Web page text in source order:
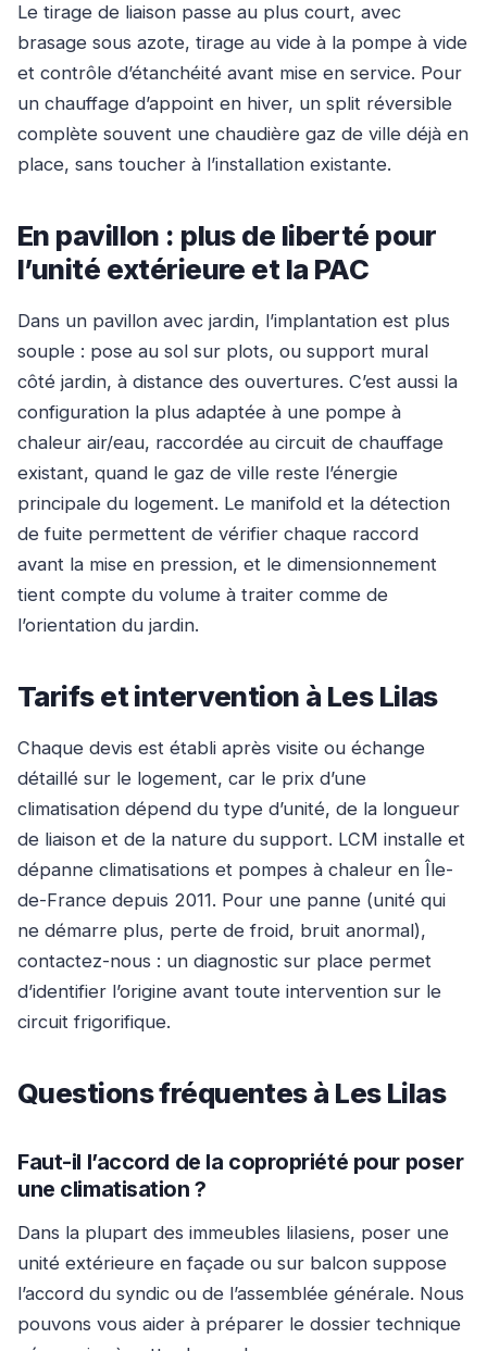
Le tirage de liaison passe au plus court, avec
brasage sous azote, tirage au vide à la pompe à vide
et contrôle d’étanchéité avant mise en service. Pour
un chauffage d’appoint en hiver, un split réversible
complète souvent une chaudière gaz de ville déjà en
place, sans toucher à l’installation existante.
En pavillon : plus de liberté pour
l’unité extérieure et la PAC
Dans un pavillon avec jardin, l’implantation est plus
souple : pose au sol sur plots, ou support mural
côté jardin, à distance des ouvertures. C’est aussi la
configuration la plus adaptée à une pompe à
chaleur air/eau, raccordée au circuit de chauffage
existant, quand le gaz de ville reste l’énergie
principale du logement. Le manifold et la détection
de fuite permettent de vérifier chaque raccord
avant la mise en pression, et le dimensionnement
tient compte du volume à traiter comme de
l’orientation du jardin.
Tarifs et intervention à Les Lilas
Chaque devis est établi après visite ou échange
détaillé sur le logement, car le prix d’une
climatisation dépend du type d’unité, de la longueur
de liaison et de la nature du support. LCM installe et
dépanne climatisations et pompes à chaleur en Île-
de-France depuis 2011. Pour une panne (unité qui
ne démarre plus, perte de froid, bruit anormal),
contactez-nous : un diagnostic sur place permet
d’identifier l’origine avant toute intervention sur le
circuit frigorifique.
Questions fréquentes à Les Lilas
Faut-il l’accord de la copropriété pour poser
une climatisation ?
Dans la plupart des immeubles lilasiens, poser une
unité extérieure en façade ou sur balcon suppose
l’accord du syndic ou de l’assemblée générale. Nous
pouvons vous aider à préparer le dossier technique